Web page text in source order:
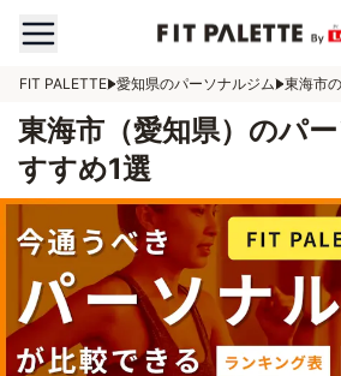
FIT PALETTE 愛知県のパーソナルジム 東海市
東海市（愛知県）のパ
すすめ1選